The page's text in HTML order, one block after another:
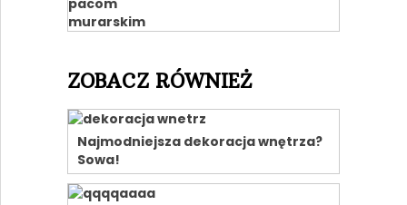
ZOBACZ RÓWNIEŻ
Najmodniejsza dekoracja wnętrza?
Sowa!